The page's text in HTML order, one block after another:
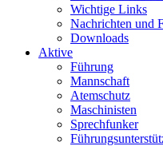
Wichtige Links
Nachrichten und
Downloads
Aktive
Führung
Mannschaft
Atemschutz
Maschinisten
Sprechfunker